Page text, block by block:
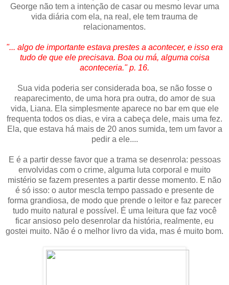
George não tem a intenção de casar ou mesmo levar uma
vida diária com ela, na real, ele tem trauma de
relacionamentos.
"... algo de importante estava prestes a acontecer, e isso era
tudo de que ele precisava. Boa ou má, alguma coisa
aconteceria." p. 16.
Sua vida poderia ser considerada boa, se não fosse o
reaparecimento, de uma hora pra outra, do amor de sua
vida, Liana. Ela simplesmente aparece no bar em que ele
frequenta todos os dias, e vira a cabeça dele, mais uma fez.
Ela, que estava há mais de 20 anos sumida, tem um favor a
pedir a ele....
E é a partir desse favor que a trama se desenrola: pessoas
envolvidas com o crime, alguma luta corporal e muito
mistério se fazem presentes a partir desse momento. E não
é só isso: o autor mescla tempo passado e presente de
forma grandiosa, de modo que prende o leitor e faz parecer
tudo muito natural e possível. É uma leitura que faz você
ficar ansioso pelo desenrolar da história, realmente, eu
gostei muito. Não é o melhor livro da vida, mas é muito bom.